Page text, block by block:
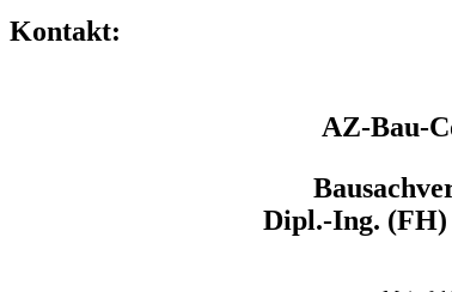
Kontakt:
AZ-Bau-
Dipl.-Ing.